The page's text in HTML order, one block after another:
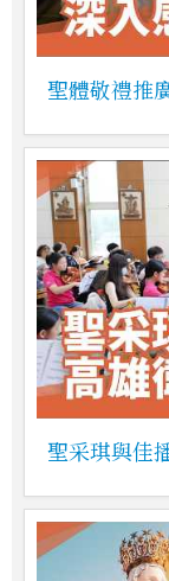
聖體敬禮推
聖采琪與佳